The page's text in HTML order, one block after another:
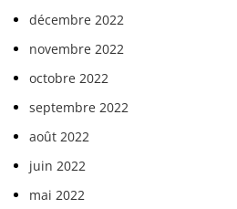
décembre 2022
novembre 2022
octobre 2022
septembre 2022
août 2022
juin 2022
mai 2022